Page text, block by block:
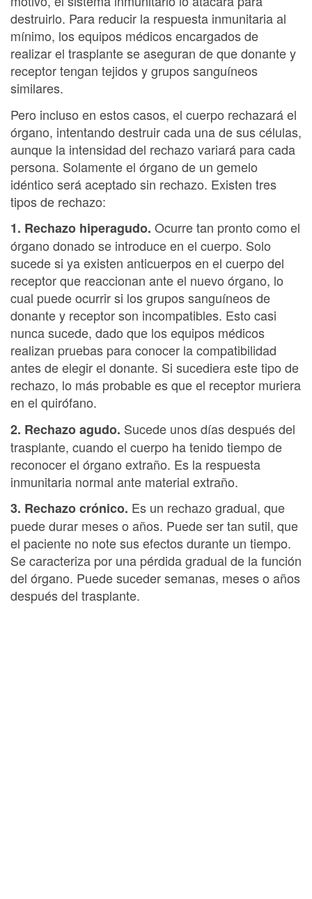
destruirlo. Para reducir la respuesta inmunitaria al
mínimo, los equipos médicos encargados de
realizar el trasplante se aseguran de que donante y
receptor tengan tejidos y grupos sanguíneos
similares.
Pero incluso en estos casos, el cuerpo rechazará el
órgano, intentando destruir cada una de sus células,
aunque la intensidad del rechazo variará para cada
persona. Solamente el órgano de un gemelo
idéntico será aceptado sin rechazo. Existen tres
tipos de rechazo:
1. Rechazo hiperagudo. Ocurre tan pronto como el
órgano donado se introduce en el cuerpo. Solo
sucede si ya existen anticuerpos en el cuerpo del
receptor que reaccionan ante el nuevo órgano, lo
cual puede ocurrir si los grupos sanguíneos de
donante y receptor son incompatibles. Esto casi
nunca sucede, dado que los equipos médicos
realizan pruebas para conocer la compatibilidad
antes de elegir el donante. Si sucediera este tipo de
rechazo, lo más probable es que el receptor muriera
en el quirófano.
2. Rechazo agudo. Sucede unos días después del
trasplante, cuando el cuerpo ha tenido tiempo de
reconocer el órgano extraño. Es la respuesta
inmunitaria normal ante material extraño.
3. Rechazo crónico. Es un rechazo gradual, que
puede durar meses o años. Puede ser tan sutil, que
el paciente no note sus efectos durante un tiempo.
Se caracteriza por una pérdida gradual de la función
del órgano. Puede suceder semanas, meses o años
después del trasplante.